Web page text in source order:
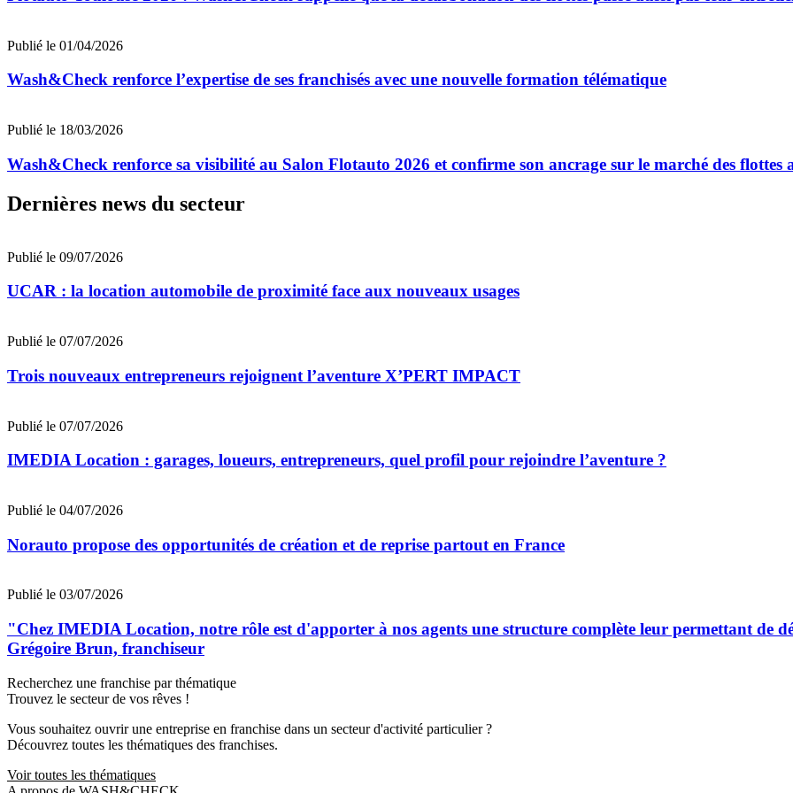
Publié le 01/04/2026
Wash&Check renforce l’expertise de ses franchisés avec une nouvelle formation télématique
Publié le 18/03/2026
Wash&Check renforce sa visibilité au Salon Flotauto 2026 et confirme son ancrage sur le marché des flottes
Dernières news du secteur
Publié le 09/07/2026
UCAR : la location automobile de proximité face aux nouveaux usages
Publié le 07/07/2026
Trois nouveaux entrepreneurs rejoignent l’aventure X’PERT IMPACT
Publié le 07/07/2026
IMEDIA Location : garages, loueurs, entrepreneurs, quel profil pour rejoindre l’aventure ?
Publié le 04/07/2026
Norauto propose des opportunités de création et de reprise partout en France
Publié le 03/07/2026
"Chez IMEDIA Location, notre rôle est d'apporter à nos agents une structure complète leur permettant de
Grégoire Brun, franchiseur
Recherchez une franchise par thématique
Trouvez le secteur de vos rêves !
Vous souhaitez ouvrir une entreprise en franchise dans un secteur d'activité particulier ?
Découvrez toutes les thématiques des franchises.
Voir toutes les thématiques